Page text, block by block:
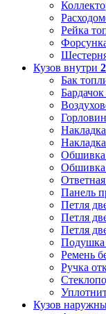
Рейка
Кузов внутри
Бак
Бардачок
Обшивка
Обшивка
Панель
Петля
Петля
Петля
Подушка
Ремень
Ручка
Кузов